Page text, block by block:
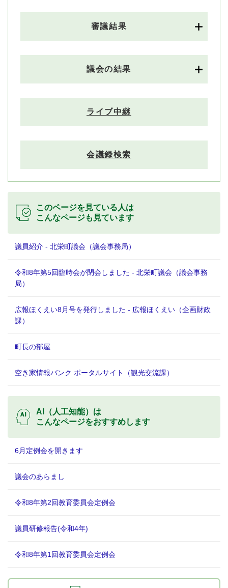
審議結果
議会の結果
ライブ中継
会議録検索
このページを見ている人は
こんなページも見ています
議員紹介 - 北栄町議会（議会事務局）
令和8年第5回臨時会が閉会しました - 北栄町議会（議会事務
局）
広報ほくえい8月号を発行しました - 広報ほくえい（企画財政
課）
町長の部屋
空き家情報バンク ポータルサイト（観光交流課）
AI（人工知能）は
こんなページをおすすめします
6月定例会を開きます
議会のあらまし
令和8年第2回教育委員会定例会
議員研修報告(令和4年)
令和8年第1回教育委員会定例会